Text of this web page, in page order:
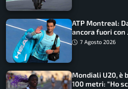
ATP Montreal:
ancora fuori con
7 Agosto 2026
Mondiali U20, è
100 metri: “Ho